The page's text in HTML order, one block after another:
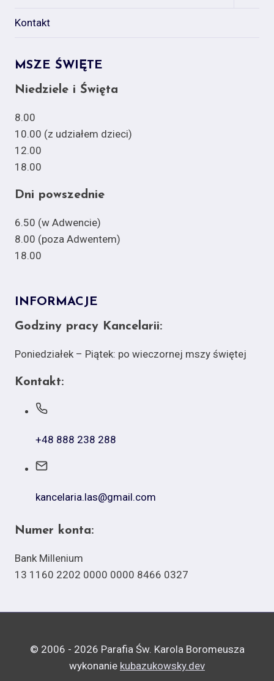
Kontakt
MSZE ŚWIĘTE
Niedziele i Święta
8.00
10.00 (z udziałem dzieci)
12.00
18.00
Dni powszednie
6.50 (w Adwencie)
8.00 (poza Adwentem)
18.00
INFORMACJE
Godziny pracy Kancelarii:
Poniedziałek – Piątek: po wieczornej mszy świętej
Kontakt:
+48 888 238 288
kancelaria.las@gmail.com
Numer konta:
Bank Millenium
13 1160 2202 0000 0000 8466 0327
© 2006 - 2026 Parafia Św. Karola Boromeusza
wykonanie kubazukowsky.dev